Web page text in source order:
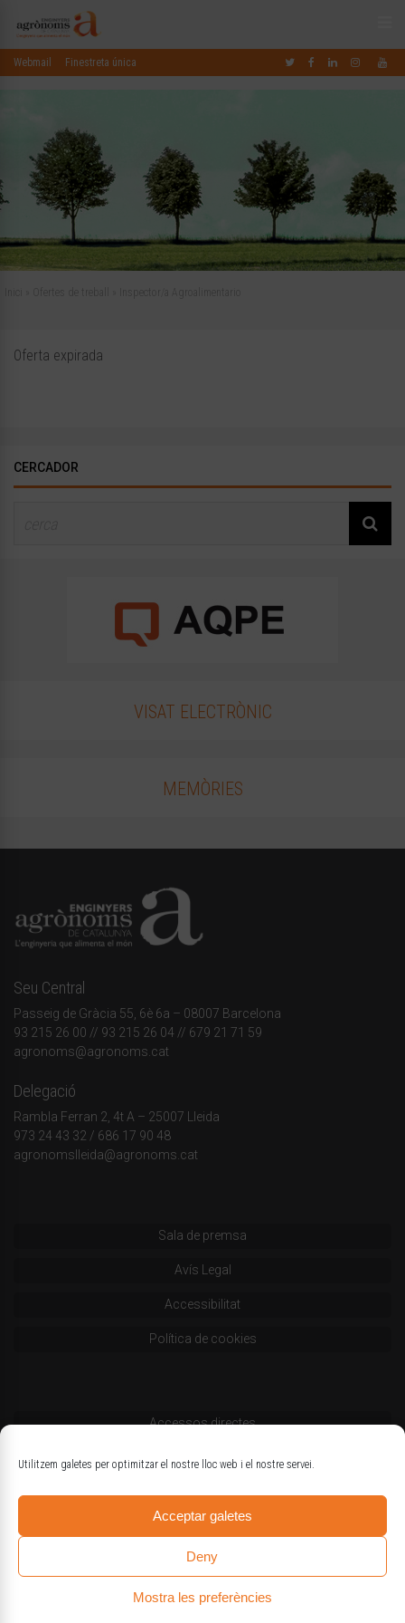
Utilitzem galetes per optimitzar el nostre lloc web i el nostre servei.
Acceptar galetes
Deny
Mostra les preferències
Webmail Finestreta única
Oferta expirada
CERCADOR
VISAT ELECTRÒNIC
MEMÒRIES
Seu Central
Passeig de Gràcia 55, 6è 6a – 08007 Barcelona
93 215 26 00 // 93 215 26 04 // 679 21 71 59
agronoms@agronoms.cat
Delegació
Rambla Ferran 2, 4t A – 25007 Lleida
973 24 43 32 / 686 17 90 48
agronomslleida@agronoms.cat
Sala de premsa
Avís Legal
Accessibilitat
Política de cookies
Accessos directes
Codi deontològic
Logotips oficials